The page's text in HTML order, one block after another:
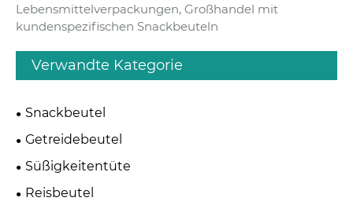
Lebensmittelverpackungen, Großhandel mit
kundenspezifischen Snackbeuteln
Verwandte Kategorie
Snackbeutel
Getreidebeutel
Süßigkeitentüte
Reisbeutel